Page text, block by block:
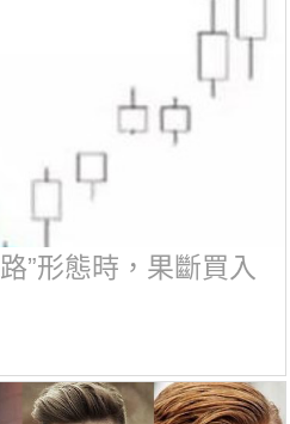
”形態時，果斷買入